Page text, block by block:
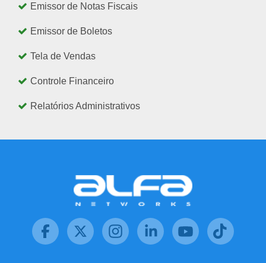
Emissor de Notas Fiscais
Emissor de Boletos
Tela de Vendas
Controle Financeiro
Relatórios Administrativos